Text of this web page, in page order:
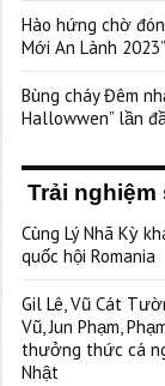
Hào hứng chờ
Mới An Lành 2023”
Bùng cháy Đêm
Hallowwen” lần
Trải nghiệm
Cùng Lý Nhã Kỳ
quốc hội Romania
Gil Lê, Vũ Cát
Vũ, Jun Phạm,
thưởng thức cá
Nhật